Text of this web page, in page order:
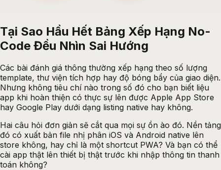
Tại Sao Hầu Hết Bảng Xếp Hạng No-
Code Đều Nhìn Sai Hướng
Các bài đánh giá thông thường xếp hạng theo số lượng
template, thư viện tích hợp hay độ bóng bẩy của giao diện.
Nhưng không tiêu chí nào trong số đó cho bạn biết liệu
app khi hoàn thiện có thực sự lên được Apple App Store
hay Google Play dưới dạng listing native hay không.
Hai câu hỏi đơn giản sẽ cắt qua mọi sự ồn ào đó. Nền tảng
đó có xuất bản file nhị phân iOS và Android native lên
store không, hay chỉ là một shortcut PWA? Và bạn có thể
cài app thật lên thiết bị thật trước khi nhập thông tin thanh
toán không?